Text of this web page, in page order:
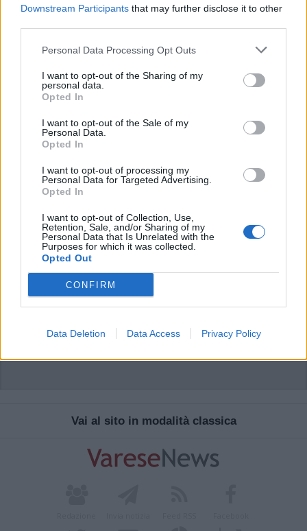
Downstream Participants that may further disclose it to other
Personal Data Processing Opt Outs
I want to opt-out of the Sharing of my
personal data.
Opted In
I want to opt-out of the Sale of my
Personal Data.
Opted In
I want to opt-out of processing my
Personal Data for Targeted Advertising.
Opted In
I want to opt-out of Collection, Use,
Retention, Sale, and/or Sharing of my
Personal Data that Is Unrelated with the
Purposes for which it was collected.
Opted Out
CONFIRM
Data Deletion Data Access Privacy Policy
Commenti
Accedioregistratiper commentare questo
commento esprime il pensiero dell'autore e non rappresenta la linea editoriale
di VareseNews.it, che rimane autonoma e indipendente. I messaggi inclusi nei
commenti non sono testi giornalistici, ma post inviati dai singoli lettori che
possono essere automaticamente pubblicati senza filtro preventivo. I commenti
che includano uno o più link a siti esterni verranno rimossi in automatico dal
ADV
Vai al sito in modalità classica